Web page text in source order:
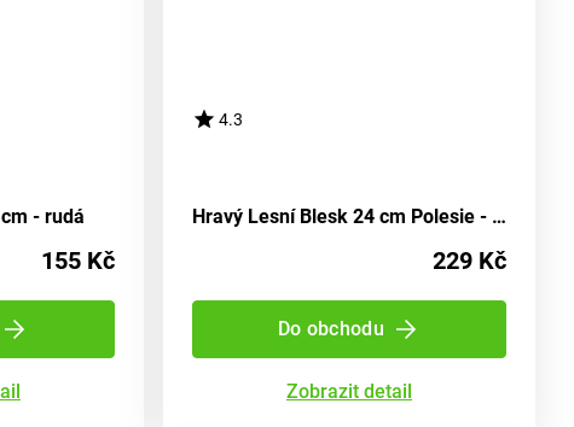
- rudá
155 Kč
4.3
Hravý Lesní Blesk 24 cm Polesie - rudá
229 Kč
Do obchodu
Zobrazit detail